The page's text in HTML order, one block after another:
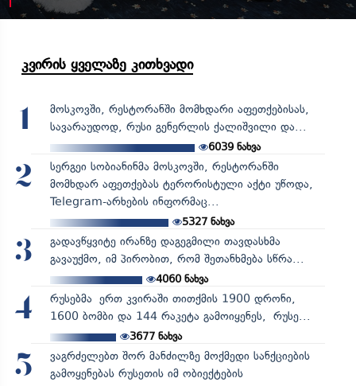
კვირის ყველაზე კითხვადი
1
მოსკოვში, რესტორანში მომხდარი აფეთქებისას,
სავარაუდოდ, რუსი გენერლის ქალიშვილი და...
6039 ნახვა
2
სერგეი სობიანინმა მოსკოვში, რესტორანში
მომხდარ აფეთქებას ტერორისტული აქტი უწოდა,
Telegram-არხების ინფორმაც...
5327ნახვა
3
გადავწყვიტე ირანზე დაგეგმილი თავდასხმა
გავაუქმო, იმ პირობით, რომ შეთანხმება სწრა...
4060ნახვა
4
რუსებმა ერთ კვირაში თითქმის 1900 დრონი,
1600 ბომბი და 144 რაკეტა გამოიყენეს, რუსე...
3677ნახვა
5
ვაგრძელებთ შორ მანძილზე მოქმედი სანქციების
გამოყენებას რუსეთის იმ ობიექტების